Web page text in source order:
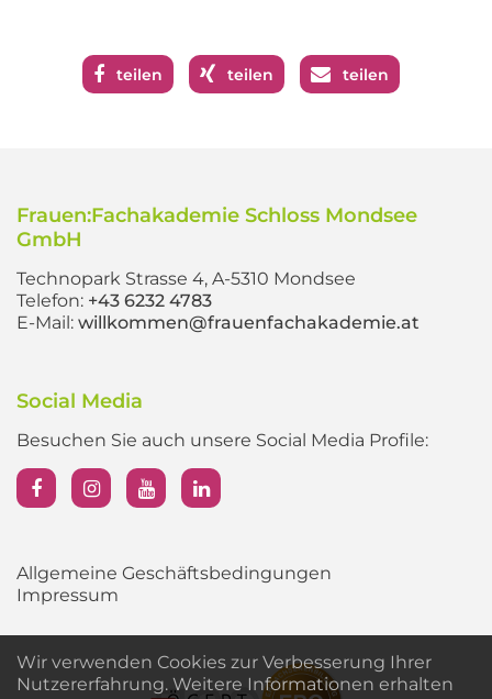
teilen teilen teilen
Frauen:Fachakademie Schloss Mondsee
GmbH
Technopark Strasse 4, A-5310 Mondsee
Telefon: +43 6232 4783
E-Mail: willkommen@frauenfachakademie.at
Social Media
Besuchen Sie auch unsere Social Media Profile:
Allgemeine Geschäftsbedingungen
Impressum
Wir verwenden Cookies zur Verbesserung Ihrer
Nutzererfahrung. Weitere Informationen erhalten